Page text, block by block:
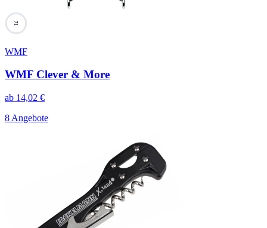
71
WMF
WMF Clever & More
ab 14,02 €
8 Angebote